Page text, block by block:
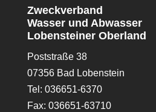
Zweckverband
Wasser und Abwasser
Lobensteiner Oberland
Poststraße 38
07356 Bad Lobenstein
Tel: 036651-6370
Fax: 036651-63710